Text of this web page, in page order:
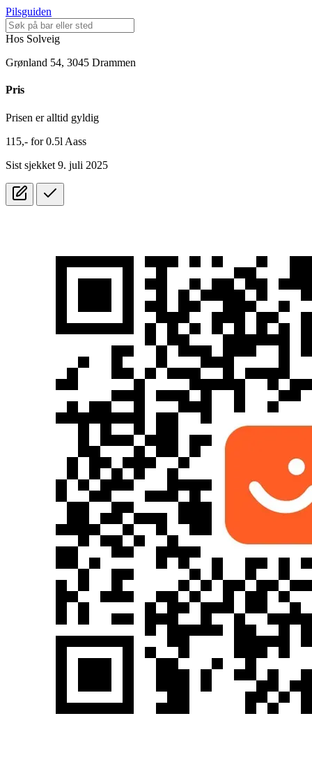
Pilsguiden
Hos Solveig
Grønland 54, 3045 Drammen
Pris
Prisen er alltid gyldig
115,- for0.5l Aass
Sist sjekket 9. juli 2025